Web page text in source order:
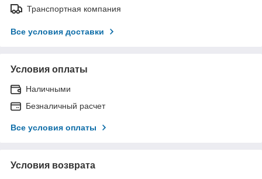
Транспортная компания
Все условия доставки
Условия оплаты
Наличными
Безналичный расчет
Все условия оплаты
Условия возврата